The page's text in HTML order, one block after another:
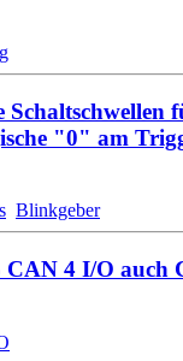
"0" am
Blinkgeber
CAN 4 I/O auch